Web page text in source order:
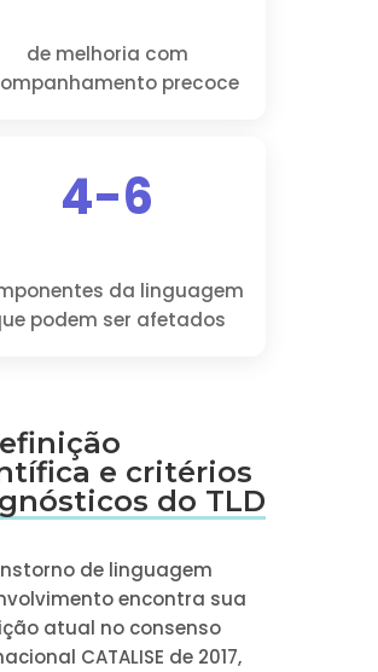
de melhoria com
precoce
4-6
da linguagem
podem ser afetados
e critérios
do TLD
de linguagem
encontra sua
atual no consenso
CATALISE de 2017,